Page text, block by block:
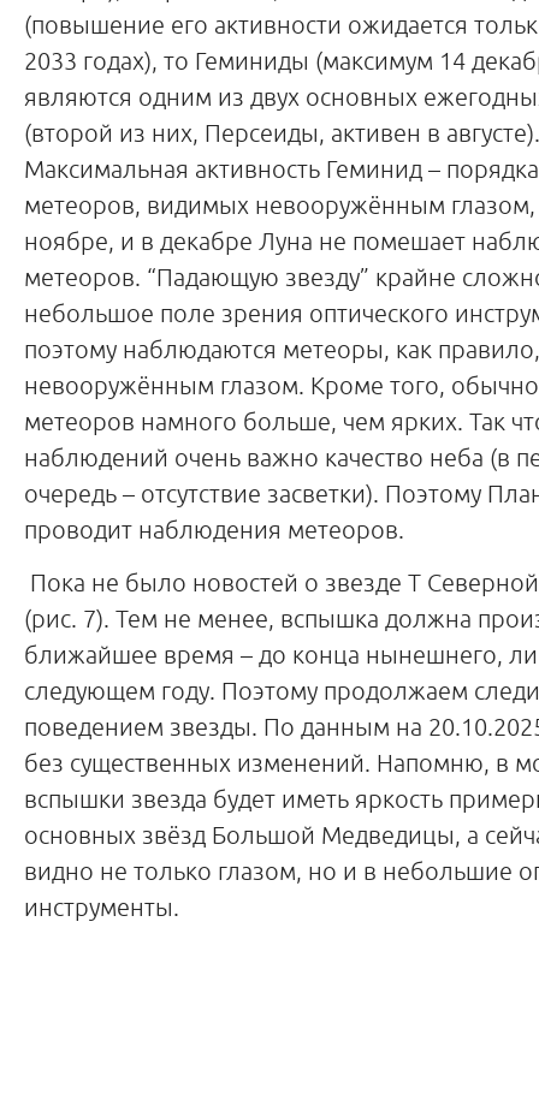
(повышение его активности ожидается
2033 годах), то Геминиды (максимум 14
являются одним из двух основных
(второй из них, Персеиды, активен в августе).
Максимальная активность Геминид –
метеоров, видимых невооружённым глазом,
ноябре, и в декабре Луна не помешает
метеоров. “Падающую звезду” крайне
небольшое поле зрения оптического
поэтому наблюдаются метеоры, как правило,
невооружённым глазом. Кроме того,
метеоров намного больше, чем ярких. Так
наблюдений очень важно качество неба (в
очередь – отсутствие засветки). Поэтому
проводит наблюдения метеоров.
Пока не было новостей о звезде T
(рис. 7). Тем не менее, вспышка должна
ближайшее время – до конца нынешнего,
следующем году. Поэтому продолжаем
поведением звезды. По данным на
без существенных изменений. Напомню, в
вспышки звезда будет иметь яркость
основных звёзд Большой Медведицы, а
видно не только глазом, но и в небольшие
инструменты.